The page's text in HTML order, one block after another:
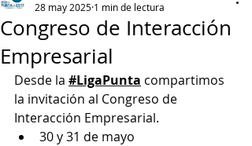
Congreso de Interacción
Empresarial
28 may 2025 1 min de lectura
Desde la #LigaPunta compartimos
la invitación al Congreso de
Interacción Empresarial.
30 y 31 de mayo